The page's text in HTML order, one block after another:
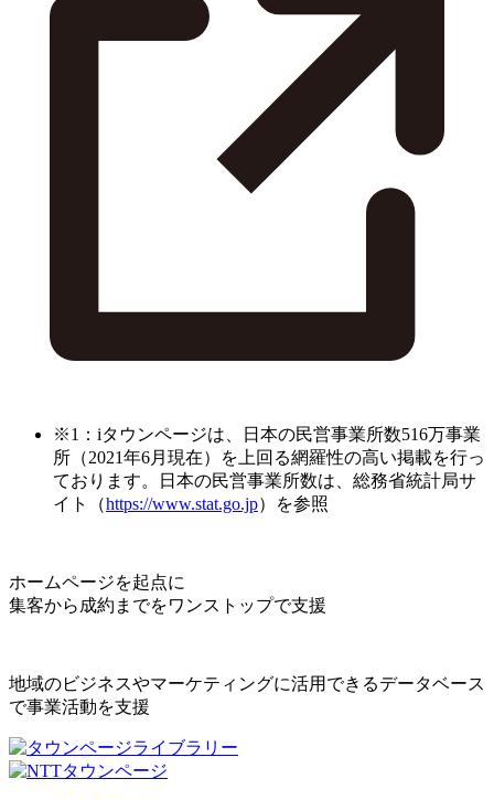
※1：iタウンページは、日本の民営事業所数516万事業
所（2021年6月現在）を上回る網羅性の高い掲載を行っ
ております。日本の民営事業所数は、総務省統計局サ
イト（https://www.stat.go.jp）を参照
ホームページを起点に
集客から成約までをワンストップで支援
地域のビジネスやマーケティングに活用できるデータベース
で事業活動を支援